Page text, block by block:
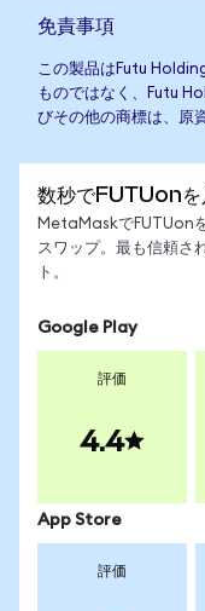
免責事項
この製品はFutu
ものではなく、Futu
びその他の商標は、原
数秒でFUTUonを
MetaMaskでFUTUon
スワップ。最も信頼さ
ト。
Google Play
評価
4.4
App Store
評価